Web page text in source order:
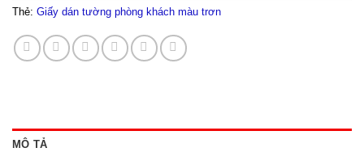
Thẻ: Giấy dán tường phòng khách màu trơn
MÔ TẢ